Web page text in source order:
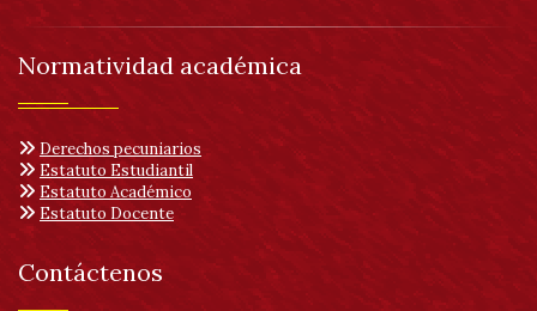
Normatividad académica
Derechos pecuniarios
Estatuto Estudiantil
Estatuto Académico
Estatuto Docente
Contáctenos